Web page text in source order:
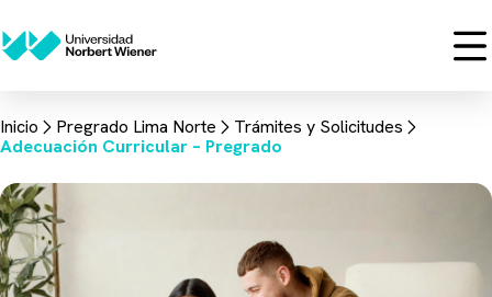
Inicio Pregrado Lima Norte
Trámites y Solicitudes
Adecuación Curricular – Pregrado